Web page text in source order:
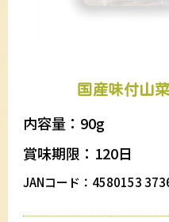
国産味付山
内容量：90g
賞味期限：120日
JANコード：4580153